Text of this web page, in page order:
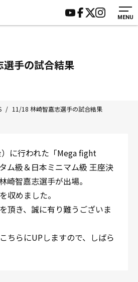
MENU
屋ボクシングジム
八王子市南町3-8 第2原嶋ビル1F
：042-622-7222
〜22:00 / 日・祝 14:00〜19:00
施設紹介
会員様の声
サポーター募集
手の試合結果
/ 11/18 林崎智嘉志選手の試合結果
に行われた「Mega fight
ム級＆日本ミニマム級 王座決
崎智嘉志選手が出場。
収めました。
頂き、誠に有り難うございま
ちらにUPしますので、しばら